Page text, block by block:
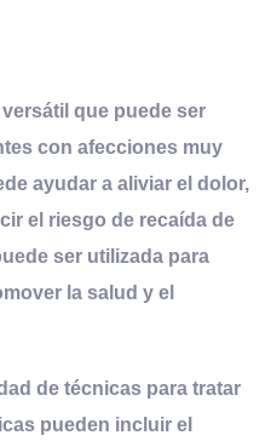
que puede ser
con afecciones muy
ayudar a aliviar el dolor,
el riesgo de recaída de
ser utilizada para
la salud y el
de técnicas para tratar
pueden incluir el